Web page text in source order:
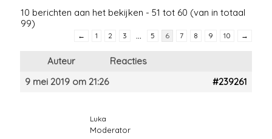
10 berichten aan het bekijken - 51 tot 60 (van in totaal
99)
← 1 2 3 … 5 6 7 8 9 10 →
Auteur
Reacties
9 mei 2019 om 21:26
#239261
Luka
Moderator